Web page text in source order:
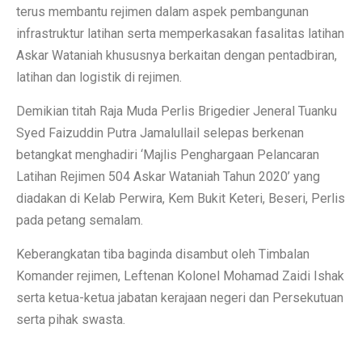
terus membantu rejimen dalam aspek pembangunan
infrastruktur latihan serta memperkasakan fasalitas latihan
Askar Wataniah khususnya berkaitan dengan pentadbiran,
latihan dan logistik di rejimen.
Demikian titah Raja Muda Perlis Brigedier Jeneral Tuanku
Syed Faizuddin Putra Jamalullail selepas berkenan
betangkat menghadiri ‘Majlis Penghargaan Pelancaran
Latihan Rejimen 504 Askar Wataniah Tahun 2020’ yang
diadakan di Kelab Perwira, Kem Bukit Keteri, Beseri, Perlis
pada petang semalam.
Keberangkatan tiba baginda disambut oleh Timbalan
Komander rejimen, Leftenan Kolonel Mohamad Zaidi Ishak
serta ketua-ketua jabatan kerajaan negeri dan Persekutuan
serta pihak swasta.